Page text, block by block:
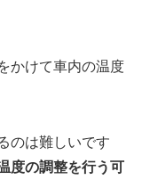
かけて車内の温度
のは難しいです
度の調整を行う可